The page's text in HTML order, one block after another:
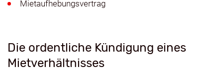
Mietaufhebungsvertrag
Die ordentliche Kündigung eines
Mietverhältnisses